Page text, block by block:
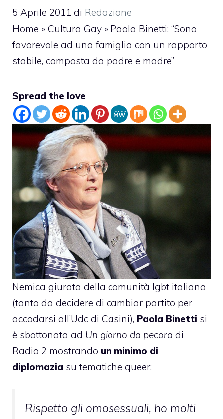
5 Aprile 2011 di Redazione
Home » Cultura Gay » Paola Binetti: “Sono
favorevole ad una famiglia con un rapporto
stabile, composta da padre e madre”
Spread the love
Nemica giurata della comunità lgbt italiana
(tanto da decidere di cambiar partito per
accodarsi all’Udc di Casini), Paola Binetti si
è sbottonata ad Un giorno da pecora di
Radio 2 mostrando un minimo di
diplomazia su tematiche queer:
Rispetto gli omosessuali, ho molti